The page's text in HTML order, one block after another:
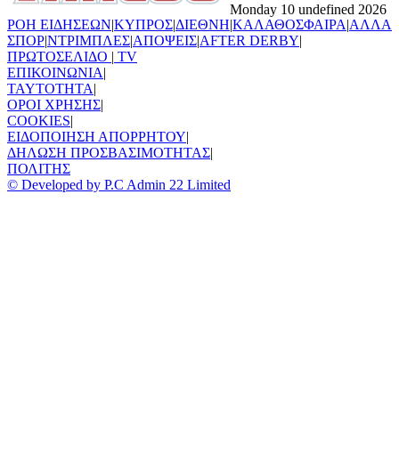
Monday 10 undefined 2026
ΡΟΗ ΕΙΔΗΣΕΩΝ|ΚΥΠΡΟΣ|ΔΙΕΘΝΗ|ΚΑΛΑΘΟΣΦΑΙΡΑ|ΑΛΛΑ
ΣΠΟΡ|ΝΤΡΙΜΠΛΕΣ|ΑΠΟΨΕΙΣ|AFTER DERBY|
ΠΡΩΤΟΣΕΛΙΔΟ | TV
ΕΠΙΚΟΙΝΩΝΙΑ|
TAYTOTHTA|
ΟΡΟΙ ΧΡΗΣΗΣ|
COOKIES|
ΕΙΔΟΠΟΙΗΣΗ ΑΠΟΡΡΗΤΟΥ|
ΔΗΛΩΣΗ ΠΡΟΣΒΑΣΙΜΟΤΗΤΑΣ|
ΠΟΛΙΤΗΣ
© Developed by P.C Admin 22 Limited